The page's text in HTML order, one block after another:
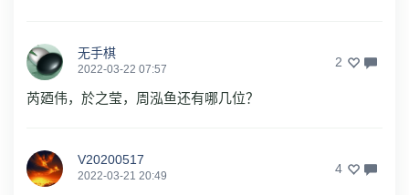
无手棋
2022-03-22 07:57 2
芮廼伟，於之莹，周泓鱼还有哪几位？
V20200517
2022-03-21 20:49 4